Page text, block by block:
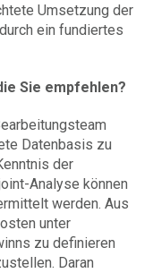
Umsetzung der
ein fundiertes
Sie empfehlen?
Datenbasis zu
der
Analyse können
werden. Aus
unter
zu definieren
Daran